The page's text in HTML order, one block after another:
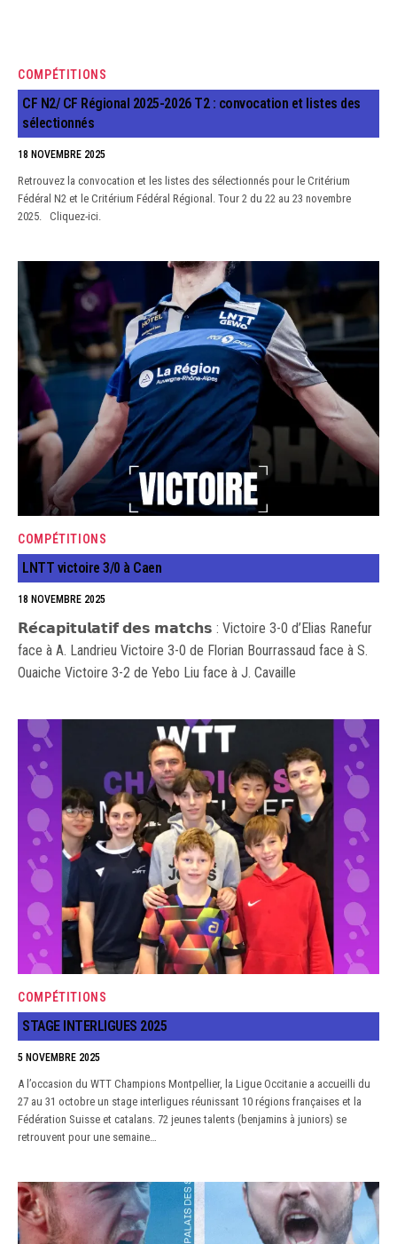
COMPÉTITIONS
CF N2/ CF Régional 2025-2026 T2 : convocation et listes des
sélectionnés
18 NOVEMBRE 2025
Retrouvez la convocation et les listes des sélectionnés pour le Critérium
Fédéral N2 et le Critérium Fédéral Régional. Tour 2 du 22 au 23 novembre
2025. Cliquez-ici.
COMPÉTITIONS
LNTT victoire 3/0 à Caen
18 NOVEMBRE 2025
𝗥𝗲́𝗰𝗮𝗽𝗶𝘁𝘂𝗹𝗮𝘁𝗶𝗳 𝗱𝗲𝘀 𝗺𝗮𝘁𝗰𝗵𝘀 : Victoire 3-0 d’Elias Ranefur
face à A. Landrieu Victoire 3-0 de Florian Bourrassaud face à S.
Ouaiche Victoire 3-2 de Yebo Liu face à J. Cavaille
COMPÉTITIONS
STAGE INTERLIGUES 2025
5 NOVEMBRE 2025
A l’occasion du WTT Champions Montpellier, la Ligue Occitanie a accueilli du
27 au 31 octobre un stage interligues réunissant 10 régions françaises et la
Fédération Suisse et catalans. 72 jeunes talents (benjamins à juniors) se
retrouvent pour une semaine…